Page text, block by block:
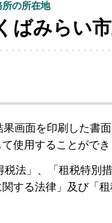
の所在地
ばみらい
果画面を印刷した書
使用することができ
税法」、「租税特別
する法律」及び「